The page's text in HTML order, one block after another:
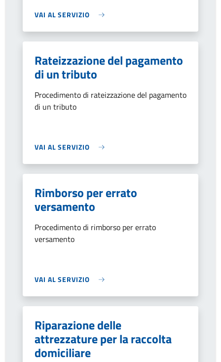
VAI AL SERVIZIO
Rateizzazione del pagamento
di un tributo
Procedimento di rateizzazione del pagamento
di un tributo
VAI AL SERVIZIO
Rimborso per errato
versamento
Procedimento di rimborso per errato
versamento
VAI AL SERVIZIO
Riparazione delle
attrezzature per la raccolta
domiciliare